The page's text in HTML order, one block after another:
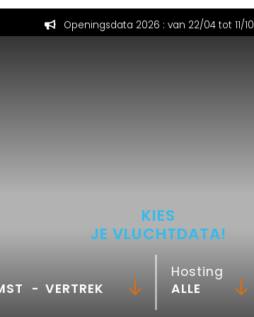
Openingsdata 2026 : van 22/04 tot 11/10
KIES
JE VLUCHTDATA!
-
Hosting